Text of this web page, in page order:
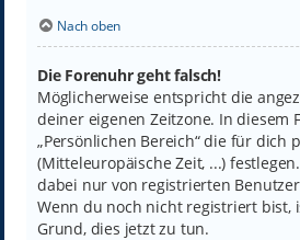
Nach oben
Die Forenuhr geht falsch!
Möglicherweise entspricht die
deiner eigenen Zeitzone. In diesem
„Persönlichen Bereich“ die für dich
(Mitteleuropäische Zeit, ...)
dabei nur von registrierten
Wenn du noch nicht registriert bist,
Grund, dies jetzt zu tun.